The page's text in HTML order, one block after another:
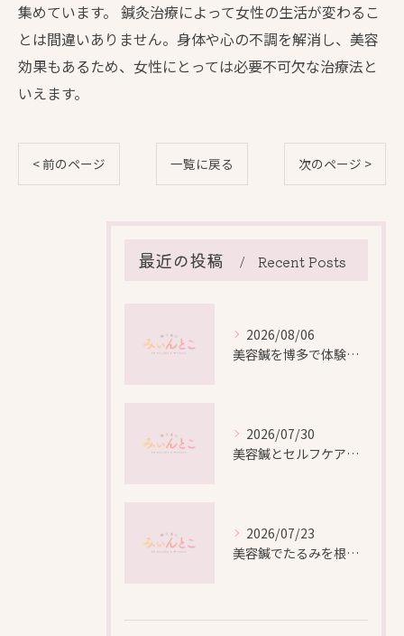
集めています。 鍼灸治療によって女性の生活が変わるこ
とは間違いありません。身体や心の不調を解消し、美容
効果もあるため、女性にとっては必要不可欠な治療法と
いえます。
< 前のページ 一覧に戻る 次のページ >
最近の投稿 Recent Posts
2026/08/06
美容鍼を博多で体験する際の効果や安全性と料金比較徹底ガイド
2026/07/30
美容鍼とセルフケアで叶える愛知県名古屋市北区米が瀬町の新しい美しさ
2026/07/23
美容鍼でたるみを根本から改善し自然なリフトアップを叶える方法